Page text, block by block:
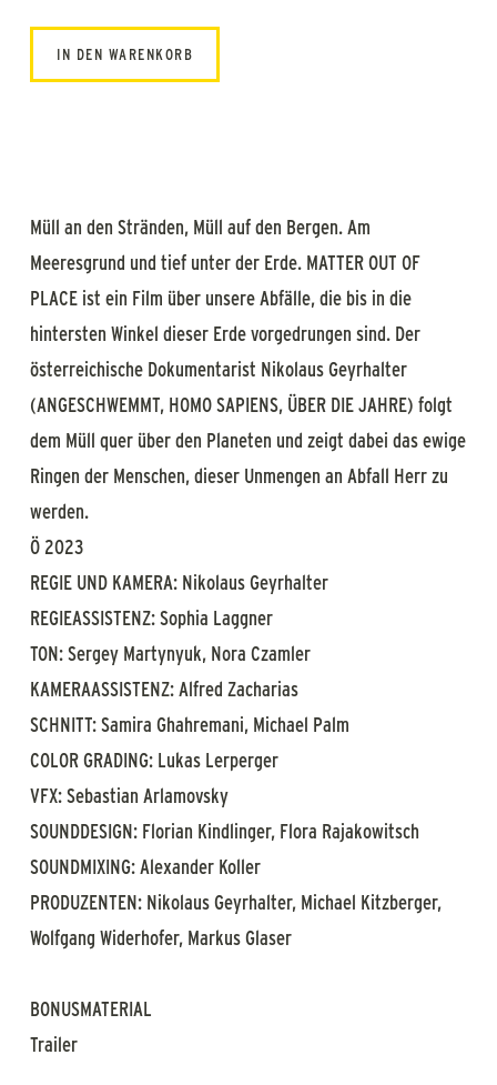
IN DEN WARENKORB
Müll an den Stränden, Müll auf den Bergen. Am
Meeresgrund und tief unter der Erde. MATTER OUT OF
PLACE ist ein Film über unsere Abfälle, die bis in die
hintersten Winkel dieser Erde vorgedrungen sind. Der
österreichische Dokumentarist Nikolaus Geyrhalter
(ANGESCHWEMMT, HOMO SAPIENS, ÜBER DIE JAHRE) folgt
dem Müll quer über den Planeten und zeigt dabei das ewige
Ringen der Menschen, dieser Unmengen an Abfall Herr zu
werden.
Ö 2023
REGIE UND KAMERA: Nikolaus Geyrhalter
REGIEASSISTENZ: Sophia Laggner
TON: Sergey Martynyuk, Nora Czamler
KAMERAASSISTENZ: Alfred Zacharias
SCHNITT: Samira Ghahremani, Michael Palm
COLOR GRADING: Lukas Lerperger
VFX: Sebastian Arlamovsky
SOUNDDESIGN: Florian Kindlinger, Flora Rajakowitsch
SOUNDMIXING: Alexander Koller
PRODUZENTEN: Nikolaus Geyrhalter, Michael Kitzberger,
Wolfgang Widerhofer, Markus Glaser
BONUSMATERIAL
Trailer